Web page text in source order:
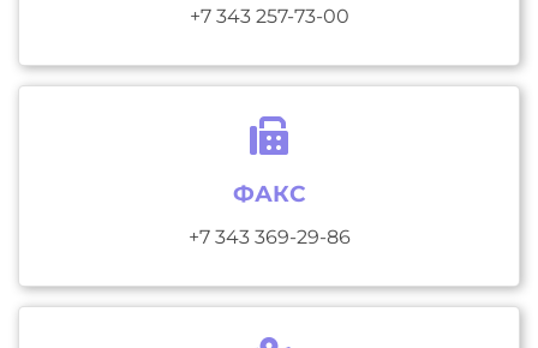
+7 343 257-73-00
ФАКС
+7 343 369-29-86